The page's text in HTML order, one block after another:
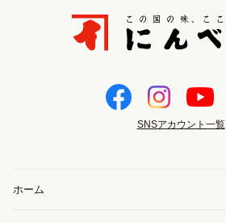
SNSアカウント一覧
ホーム